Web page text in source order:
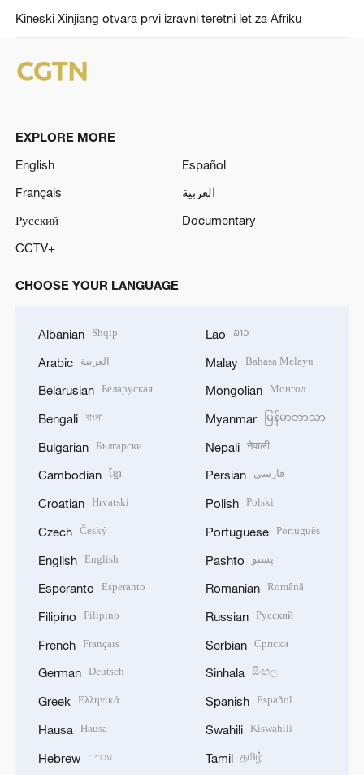
Kineski Xinjiang otvara prvi izravni teretni let za Afriku
EXPLORE MORE
English
Español
Français
العربية
Русский
Documentary
CCTV+
CHOOSE YOUR LANGUAGE
Albanian Shqip
Arabic العربية
Belarusian Беларуская
Bengali বাংলা
Bulgarian Български
Cambodian ខ្មែរ
Croatian Hrvatski
Czech Český
English English
Esperanto Esperanto
Filipino Filipino
French Français
German Deutsch
Greek Ελληνικά
Hausa Hausa
Hebrew עברית
Lao ລາວ
Malay Bahasa Melayu
Mongolian Монгол
Myanmar မြန်မာဘာသာ
Nepali नेपाली
Persian فارسی
Polish Polski
Portuguese Português
Pashto پښتو
Romanian Română
Russian Русский
Serbian Српски
Sinhala සිංහල
Spanish Español
Swahili Kiswahili
Tamil தமிழ்